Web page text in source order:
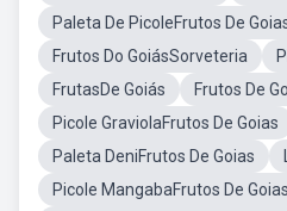
Paleta De PicoleFrutos De
Frutos Do GoiásSorveteria
FrutasDe Goiás
Frutos De
Picole GraviolaFrutos De Goias
Paleta DeniFrutos De Goias
Picole MangabaFrutos De Goias